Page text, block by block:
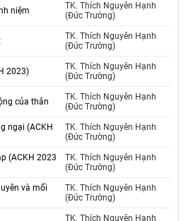
niệm
TK. Thích Nguyên Hạnh
(Đức Trường)
TK. Thích Nguyên Hạnh
(Đức Trường)
2023)
TK. Thích Nguyên Hạnh
(Đức Trường)
của thân
TK. Thích Nguyên Hạnh
(Đức Trường)
ngại (ACKH
TK. Thích Nguyên Hạnh
(Đức Trường)
(ACKH 2023
TK. Thích Nguyên Hạnh
(Đức Trường)
và mối
TK. Thích Nguyên Hạnh
(Đức Trường)
TK. Thích Nguyên Hạnh